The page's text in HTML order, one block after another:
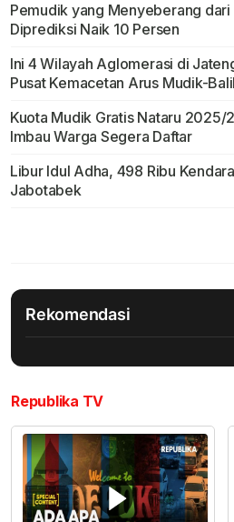
Pemudik yang Menyeberang dari
Diprediksi Naik 10 Persen
Ini 4 Wilayah Aglomerasi di
Pusat Kemacetan Arus Mudik-
Kuota Mudik Gratis Nataru 2025/
Imbau Warga Segera Daftar
Libur Idul Adha, 498 Ribu
Jabotabek
Rekomendasi
Republika TV